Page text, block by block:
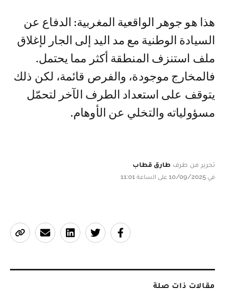
هذا هو جوهر الواقعية المغربية: الدفاع عن
السيادة الوطنية مع مد اليد إلى الجار لإغلاق
ملف استنزف المنطقة أكثر مما يحتمل.
فالمخارج موجودة، والفرص قائمة، لكن ذلك
يتوقف على استعداد الطرف الآخر لتحمّل
مسؤولياته والتخلي عن الأوهام.
تحرير من طرف طارق قطاب
في 10/09/2025 على الساعة 11:01
مقالات ذات صلة